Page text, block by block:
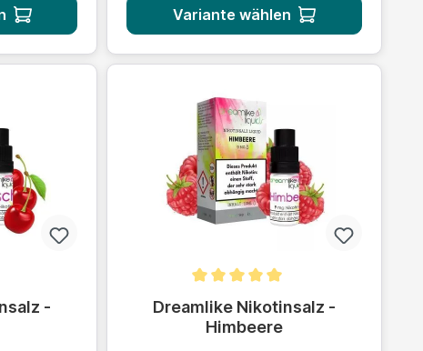
Variante wählen
von 0 von 5 Sternen
-
Durchschnittliche Bewertung von 5 von 5
Dreamlike Nikotinsalz -
Himbeere